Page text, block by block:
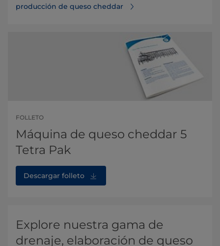
producción de queso cheddar
FOLLETO
Máquina de queso cheddar 5
Tetra Pak
Descargar folleto
Explore nuestra gama de
drenaje, elaboración de queso